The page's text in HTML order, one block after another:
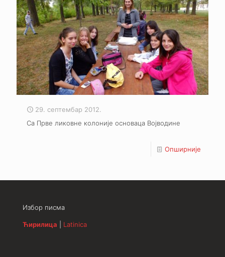
29. септембар 2012.
Са Прве ликовне колоније основаца Војводине
Опширније
Избор писма
Ћирилица Latinica